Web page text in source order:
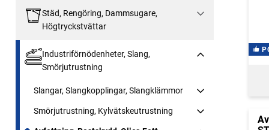
Städ, Rengöring, Dammsugare,
Högtryckstvättar
Industriförnödenheter, Slang,
Smörjutrustning
Slangar, Slangkopplingar, Slangklämmor
Smörjutrustning, Kylvätskeutrustning